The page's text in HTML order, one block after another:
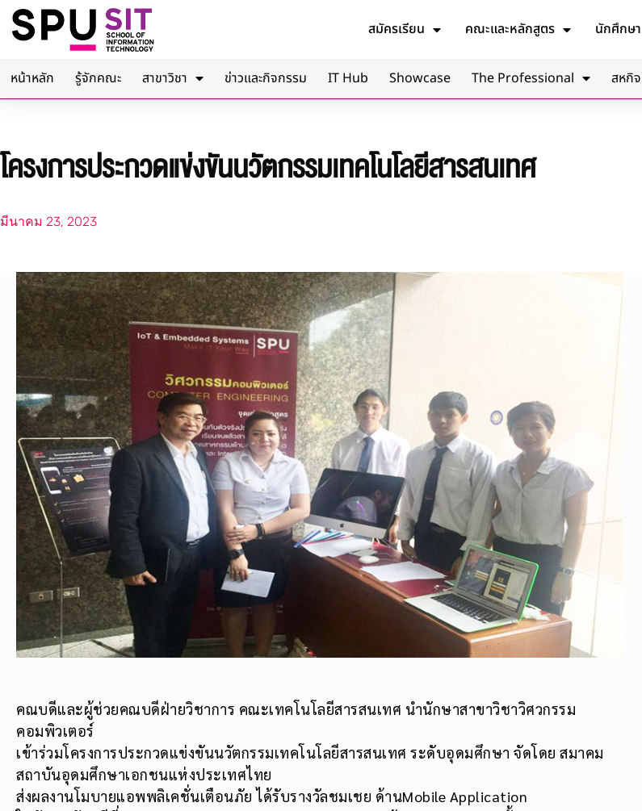
สมัครเรียน คณะและหลักสูตร นักศึกษา
หน้าหลัก รู้จักคณะ สาขาวิชา ข่าวและกิจกรรม IT Hub Showcase The Professional สหกิ
โครงการประกวดแข่งขันนวัตกรรมเทคโนโลยีสารสนเทศ
มีนาคม 23, 2023
คณบดีและผู้ช่วยคณบดีฝ่ายวิชาการ คณะเทคโนโลยีสารสนเทศ นำนักษาสาขาวิชาวิศวกรรม
คอมพิวเตอร์
เข้าร่วมโครงการประกวดแข่งขันนวัตกรรมเทคโนโลยีสารสนเทศ ระดับอุดมศึกษา จัดโดย สมาคม
สถาบันอุดมศึกษาเอกชนแห่งประเทศไทย
ส่งผลงานโมบายแอพพลิเคชั่นเตือนภัย ได้รับรางวัลชมเชย ด้านMobile Application